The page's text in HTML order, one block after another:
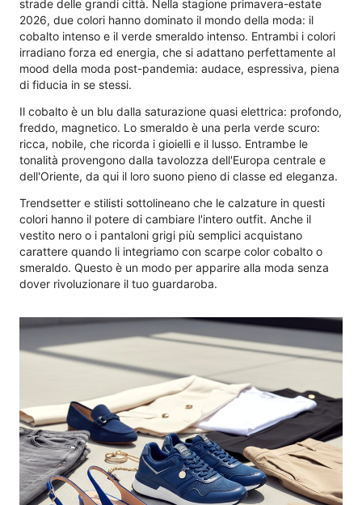
strade delle grandi città. Nella stagione primavera-estate
2026, due colori hanno dominato il mondo della moda: il
cobalto intenso e il verde smeraldo intenso. Entrambi i colori
irradiano forza ed energia, che si adattano perfettamente al
mood della moda post-pandemia: audace, espressiva, piena
di fiducia in se stessi.
Il cobalto è un blu dalla saturazione quasi elettrica: profondo,
freddo, magnetico. Lo smeraldo è una perla verde scuro:
ricca, nobile, che ricorda i gioielli e il lusso. Entrambe le
tonalità provengono dalla tavolozza dell'Europa centrale e
dell'Oriente, da qui il loro suono pieno di classe ed eleganza.
Trendsetter e stilisti sottolineano che le calzature in questi
colori hanno il potere di cambiare l'intero outfit. Anche il
vestito nero o i pantaloni grigi più semplici acquistano
carattere quando li integriamo con scarpe color cobalto o
smeraldo. Questo è un modo per apparire alla moda senza
dover rivoluzionare il tuo guardaroba.